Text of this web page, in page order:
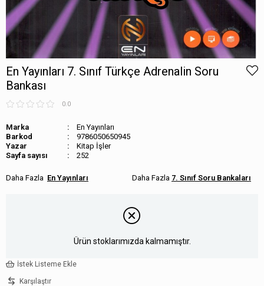
En Yayınları 7. Sınıf Türkçe Adrenalin Soru
Bankası
0.0
Marka
En Yayınları
Barkod
9786050650945
Kitap İşler
Sayfa sayısı
252
En Yayınları 7. Sınıf Soru Bankaları
Ürün stoklarımızda kalmamıştır.
İstek Listeme Ekle
Karşılaştır